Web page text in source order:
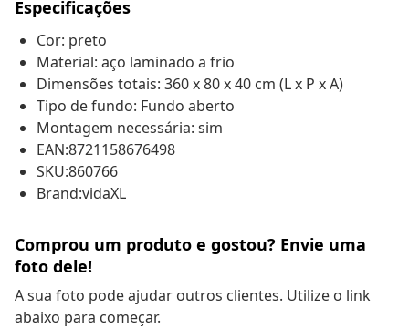
Especificações
Cor: preto
Material: aço laminado a frio
Dimensões totais: 360 x 80 x 40 cm (L x P x A)
Tipo de fundo: Fundo aberto
Montagem necessária: sim
EAN:8721158676498
SKU:860766
Brand:vidaXL
Comprou um produto e gostou? Envie uma
foto dele!
A sua foto pode ajudar outros clientes. Utilize o link
abaixo para começar.